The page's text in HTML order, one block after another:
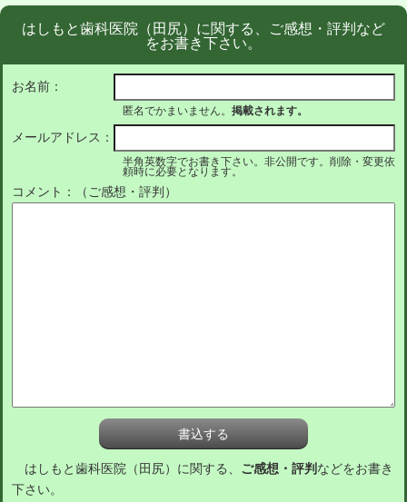
はしもと歯科医院（田尻）に関する、ご感想・評判など
をお書き下さい。
お名前：
匿名でかまいません。 掲載されます。
メールアドレス：
半角英数字でお書き下さい。非公開です。削除・変更依
頼時に必要となります。
コメント：（ご感想・評判）
はしもと歯科医院（田尻）に関する、 ご感想・評判 などをお書き
下さい。